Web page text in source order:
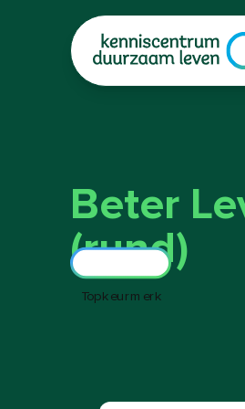
|
Beter
(rund)
Topkeurmerk